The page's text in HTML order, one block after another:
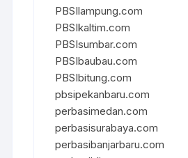
PBSIlampung.com
PBSIkaltim.com
PBSIsumbar.com
PBSIbaubau.com
PBSIbitung.com
pbsipekanbaru.com
perbasimedan.com
perbasisurabaya.com
perbasibanjarbaru.com